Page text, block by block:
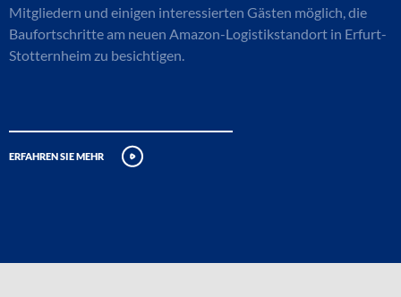
Mitgliedern und einigen interessierten Gästen möglich, die
Baufortschritte am neuen Amazon-Logistikstandort in Erfurt-
Stotternheim zu besichtigen.
erfahren sie mehr